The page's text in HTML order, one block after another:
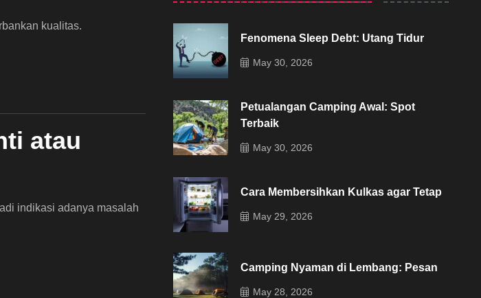
kualitas.
atau
indikasi adanya masalah
Fenomena Sleep Debt: Utang Tidur
May 30, 2026
Petualangan Camping Awal: Spot
Terbaik
May 30, 2026
Cara Membersihkan Kulkas agar Tetap
May 29, 2026
Camping Nyaman di Lembang: Pesan
May 28, 2026